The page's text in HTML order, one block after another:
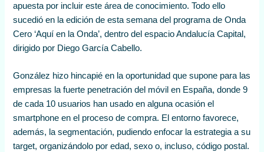
apuesta por incluir este área de conocimiento. Todo ello
sucedió en la edición de esta semana del programa de Onda
Cero ‘Aquí en la Onda’, dentro del espacio Andalucía Capital,
dirigido por Diego García Cabello.
González hizo hincapié en la oportunidad que supone para las
empresas la fuerte penetración del móvil en España, donde 9
de cada 10 usuarios han usado en alguna ocasión el
smartphone en el proceso de compra. El entorno favorece,
además, la segmentación, pudiendo enfocar la estrategia a su
target, organizándolo por edad, sexo o, incluso, código postal.